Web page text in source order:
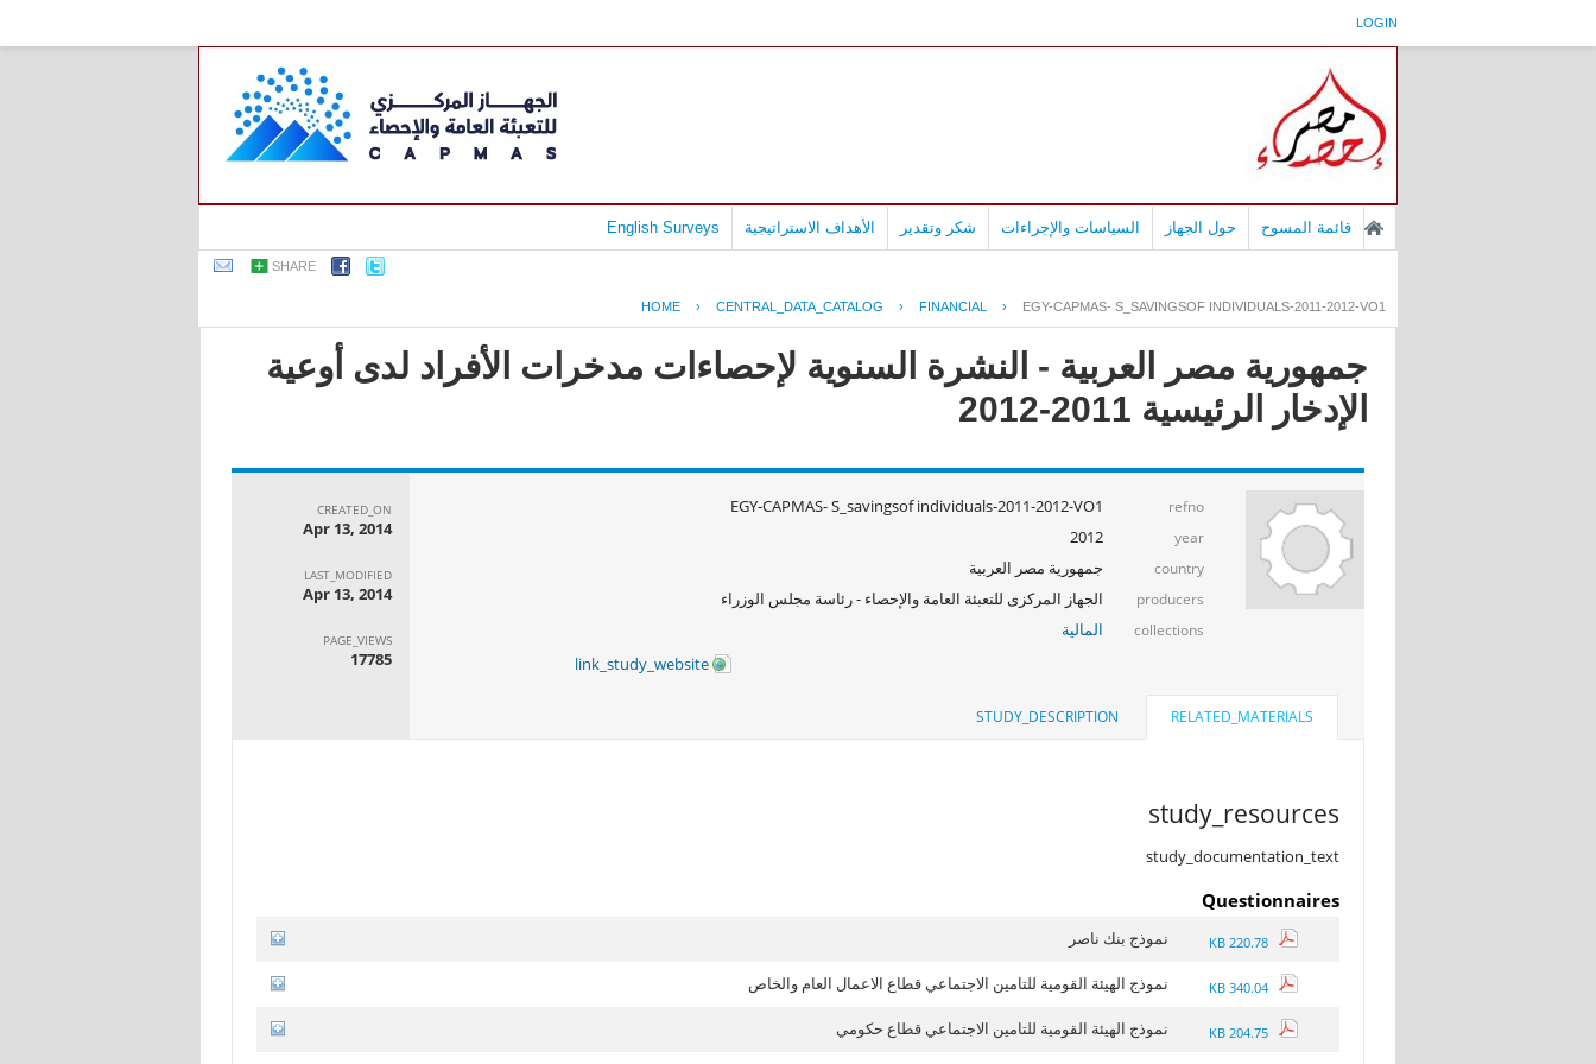
LOGIN
قائمة المسوح حول الجهاز السياسات والإجراءات شكر وتقدير الأهداف الاستراتيجية English Surveys
SHARE
HOME › CENTRAL_DATA_CATALOG › FINANCIAL › EGY-CAPMAS- S_SAVINGSOF INDIVIDUALS-2011-2012-VO1
جمهورية مصر العربية - النشرة السنوية لإحصاءات مدخرات الأفراد لدى أوعية
الإدخار الرئيسية 2011-2012
refno
EGY-CAPMAS- S_savingsof individuals-2011-2012-VO1
year
2012
country جمهورية مصر العربية
producers الجهاز المركزى للتعبئة العامة والإحصاء - رئاسة مجلس الوزراء
collections
المالية
link_study_website
CREATED_ON
Apr 13, 2014
LAST_MODIFIED
Apr 13, 2014
PAGE_VIEWS
17785
RELATED_MATERIALS
STUDY_DESCRIPTION
study_resources
study_documentation_text
Questionnaires
نموذج بنك ناصر 220.78 KB
نموذج الهيئة القومية للتامين الاجتماعي قطاع الاعمال العام والخاص 340.04 KB
نموذج الهيئة القومية للتامين الاجتماعي قطاع حكومي 204.75 KB